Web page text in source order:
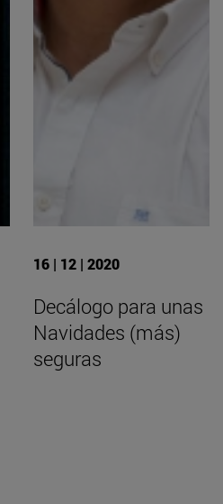
16 | 12 | 2020
Decálogo para unas
Navidades (más)
seguras